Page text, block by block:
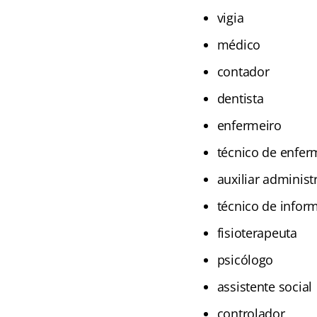
vigia
médico
contador
dentista
enfermeiro
técnico de
auxiliar
técnico de
fisioterapeuta
psicólogo
assistente social
controlador